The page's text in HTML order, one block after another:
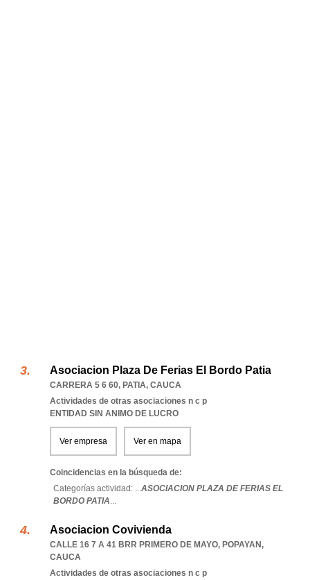
Asociacion Plaza De Ferias El Bordo Patia
CARRERA 5 6 60, PATIA, CAUCA
Actividades de otras asociaciones n c p
ENTIDAD SIN ANIMO DE LUCRO
Ver empresa Ver en mapa
Coincidencias en la búsqueda de:
Categorías actividad: ...ASOCIACION PLAZA DE FERIAS EL
BORDO PATIA...
Asociacion Covivienda
CALLE 16 7 A 41 BRR PRIMERO DE MAYO, POPAYAN,
CAUCA
Actividades de otras asociaciones n c p